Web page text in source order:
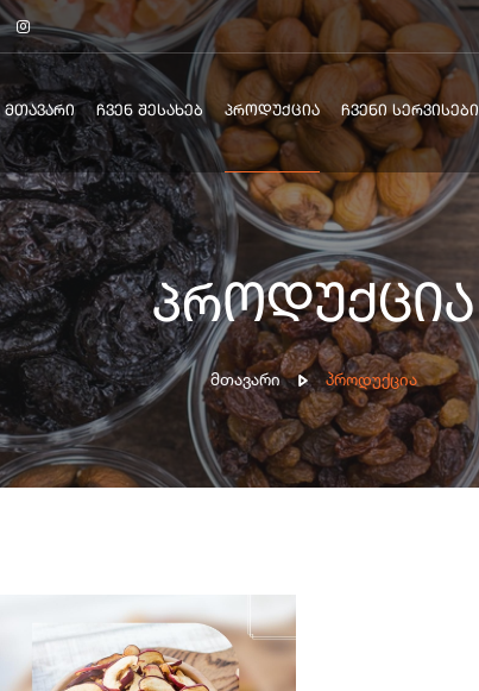
ᲛᲗᲐᲕᲐᲠᲘ
ᲩᲕᲔᲜ ᲨᲔᲡᲐᲮᲔᲑ ᲞᲠᲝᲓᲣᲥᲪᲘᲐ ᲩᲕᲔᲜᲘ ᲡᲔᲠᲕᲘᲡᲔᲑᲘ
პროდუქცია
Მთავარი Პროდუქცია